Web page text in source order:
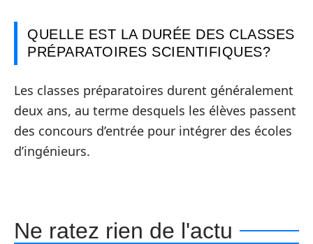
QUELLE EST LA DURÉE DES CLASSES
PRÉPARATOIRES SCIENTIFIQUES?
Les classes préparatoires durent généralement
deux ans, au terme desquels les élèves passent
des concours d’entrée pour intégrer des écoles
d’ingénieurs.
Ne ratez rien de l'actu